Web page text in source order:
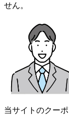
せん。
当サイトのクー